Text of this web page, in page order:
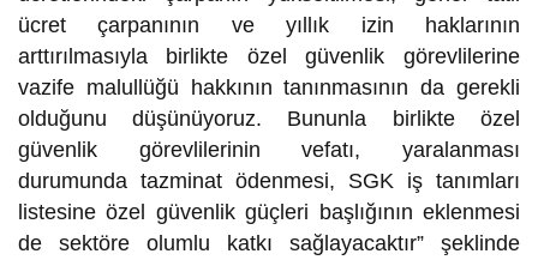
ücret çarpanının ve yıllık izin haklarının
arttırılmasıyla birlikte özel güvenlik görevlilerine
vazife malullüğü hakkının tanınmasının da gerekli
olduğunu düşünüyoruz. Bununla birlikte özel
güvenlik görevlilerinin vefatı, yaralanması
durumunda tazminat ödenmesi, SGK iş tanımları
listesine özel güvenlik güçleri başlığının eklenmesi
de sektöre olumlu katkı sağlayacaktır” şeklinde